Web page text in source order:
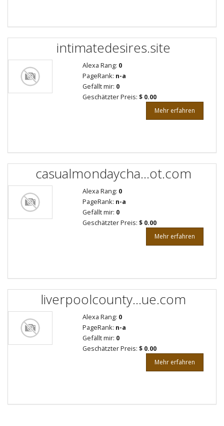
intimatedesires.site
Alexa Rang: 0
PageRank: n-a
Gefällt mir: 0
Geschätzter Preis: $ 0.00
Mehr erfahren
casualmondaycha...ot.com
Alexa Rang: 0
PageRank: n-a
Gefällt mir: 0
Geschätzter Preis: $ 0.00
Mehr erfahren
liverpoolcounty...ue.com
Alexa Rang: 0
PageRank: n-a
Gefällt mir: 0
Geschätzter Preis: $ 0.00
Mehr erfahren